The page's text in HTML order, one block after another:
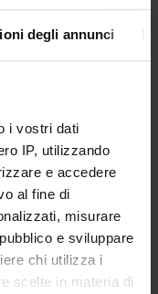
degli annunci
i vostri dati
IP, utilizzando
e accedere
al fine di
misurare
e sviluppare
chi utilizza i
scelte in materia di
SUPERIORE